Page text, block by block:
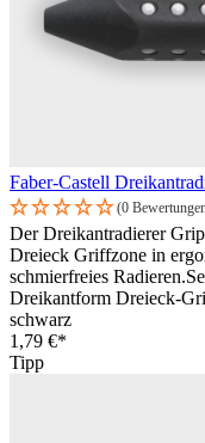
Faber-Castell
(0
Der Dreikantradierer
Dreieck Griffzone in
schmierfreies
Dreikantform Dreieck-
schwarz
1,79 €*
Tipp